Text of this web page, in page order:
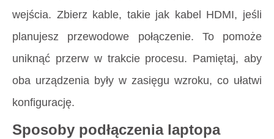
wejścia. Zbierz kable, takie jak kabel HDMI, jeśli
planujesz przewodowe połączenie. To pomoże
uniknąć przerw w trakcie procesu. Pamiętaj, aby
oba urządzenia były w zasięgu wzroku, co ułatwi
konfigurację.
Sposoby podłączenia laptopa